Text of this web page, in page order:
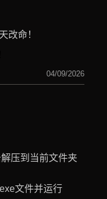
改命！
04/09/2026
压到当前文件夹
文件并运行